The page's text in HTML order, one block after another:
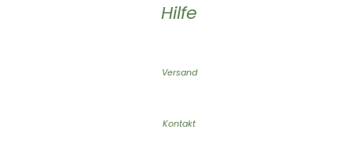
Hilfe
Versand
Kontakt